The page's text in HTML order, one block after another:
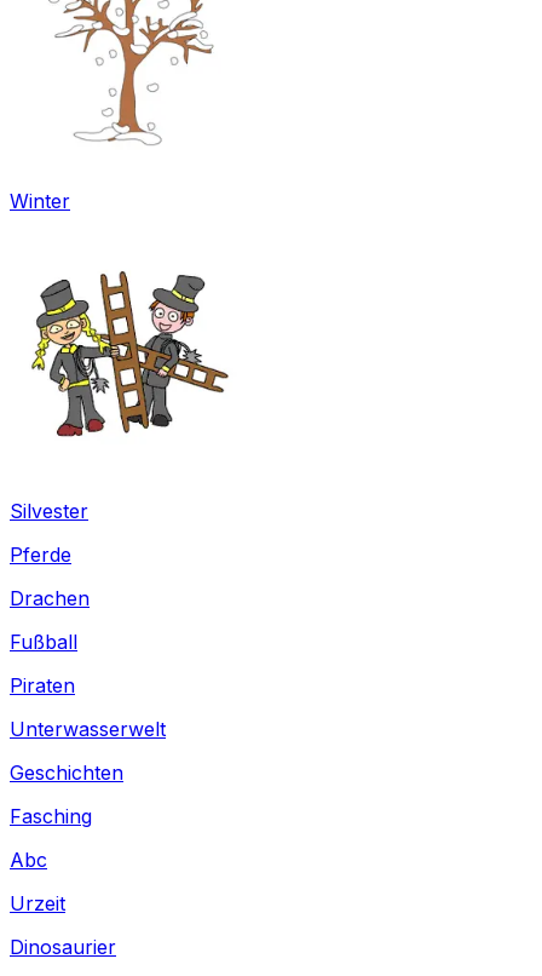
Winter
Silvester
Pferde
Drachen
Fußball
Piraten
Unterwasserwelt
Geschichten
Fasching
Abc
Urzeit
Dinosaurier